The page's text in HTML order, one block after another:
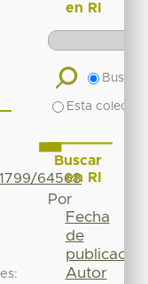
64568
en RI
Buscar
Esta
Buscar
en RI
Por
Fecha
de
publicación
Autor